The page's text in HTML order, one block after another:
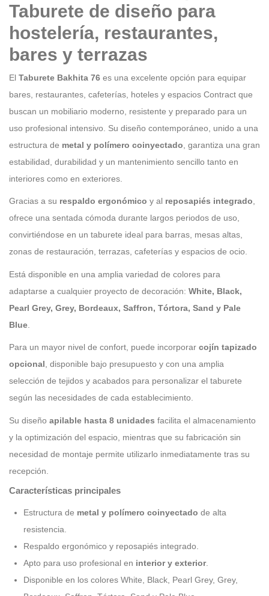
Taburete de diseño para
hostelería, restaurantes,
bares y terrazas
El Taburete Bakhita 76 es una excelente opción para equipar
bares, restaurantes, cafeterías, hoteles y espacios Contract que
buscan un mobiliario moderno, resistente y preparado para un
uso profesional intensivo. Su diseño contemporáneo, unido a una
estructura de metal y polímero coinyectado , garantiza una gran
estabilidad, durabilidad y un mantenimiento sencillo tanto en
interiores como en exteriores.
Gracias a su respaldo ergonómico y al reposapiés integrado,
ofrece una sentada cómoda durante largos periodos de uso,
convirtiéndose en un taburete ideal para barras, mesas altas,
zonas de restauración, terrazas, cafeterías y espacios de ocio.
Está disponible en una amplia variedad de colores para
adaptarse a cualquier proyecto de decoración: White, Black,
Pearl Grey, Grey, Bordeaux, Saffron, Tórtora, Sand y Pale
Blue
Para un mayor nivel de confort, puede incorporar cojín tapizado
opcional, disponible bajo presupuesto y con una amplia
selección de tejidos y acabados para personalizar el taburete
según las necesidades de cada establecimiento.
Su diseño apilable hasta 8 unidades facilita el almacenamiento
y la optimización del espacio, mientras que su fabricación sin
necesidad de montaje permite utilizarlo inmediatamente tras su
recepción.
Características principales
Estructura de metal y polímero coinyectado de alta
resistencia.
Respaldo ergonómico y reposapiés integrado.
Apto para uso profesional en interior y exterior.
Disponible en los colores White, Black, Pearl Grey, Grey,